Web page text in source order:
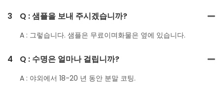
3 Q : 샘플을 보내 주시겠습니까?
A : 그렇습니다. 샘플은 무료이며화물은 옆에 있습니다.
4 Q : 수명은 얼마나 걸립니까?
A : 야외에서 18-20 년 동안 분말 코팅.